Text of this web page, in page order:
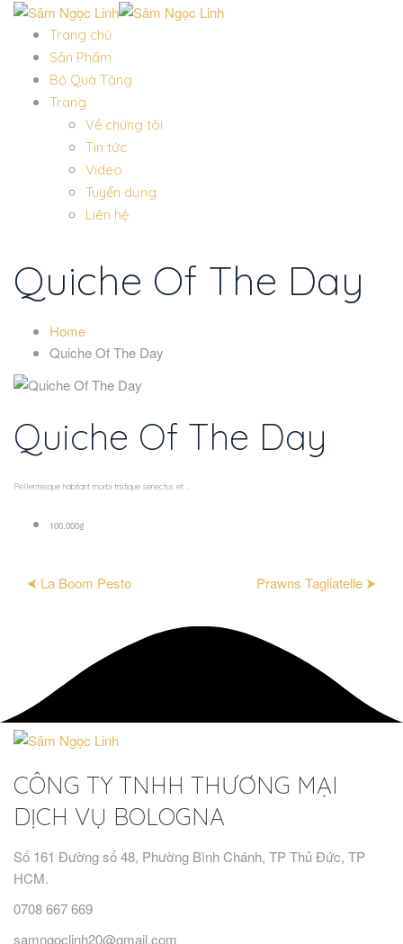
Trang chủ
Sản Phẩm
Bộ Quà Tặng
Trang
Về chúng tôi
Tin tức
Video
Tuyển dụng
Liên hệ
Quiche Of The Day
Home
Quiche Of The Day
Quiche Of The Day
Pellentesque habitant morbi tristique senectus et ...
100.000₫
⮜ La Boom Pesto Prawns Tagliatelle ⮞
CÔNG TY TNHH THƯƠNG MẠI
DỊCH VỤ BOLOGNA
Số 161 Đường số 48, Phường Bình Chánh, TP Thủ Đức, TP
HCM.
0708 667 669
samngoclinh20@gmail.com